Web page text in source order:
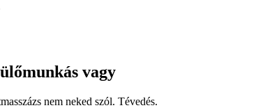
vagy
nem neked szól. Tévedés.